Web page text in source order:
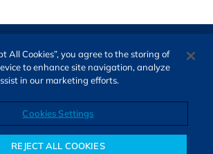
de notícias e educação financeira da B3,
All Cookies”, you agree to the storing of
to enhance site navigation, analyze
in our marketing efforts.
Cookies Settings
REJECT ALL COOKIES